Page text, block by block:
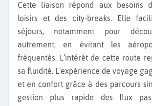
Cette liaison répond aux besoins des voyageurs
loisirs et des city-breaks. Elle
séjours, notamment pour
autrement, en évitant les
fréquentés. L’intérêt de cette route
sa fluidité. L’expérience de voyage
et en confort grâce à des parcours
gestion plus rapide des flux